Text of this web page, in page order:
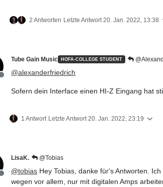
2 Antworten Letzte Antwort 20. Jan. 2022, 13:38
Offline
Tube Gain Music HOFA-COLLEGE STUDENT
@alexanderfriedrich
Sofern dein Interface einen HI-Z Eingang hat
1 Antwort Letzte Antwort 20. Jan. 2022, 23:19
Offline
LisaK. @Tobias
@tobias Hey Tobias, danke für's Antworten.
wegen vor allem, nur mit digitalen Amps